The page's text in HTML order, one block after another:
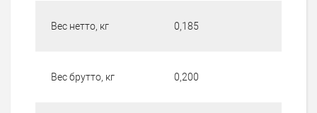
Вес нетто, кг 0,185
Вес брутто, кг 0,200